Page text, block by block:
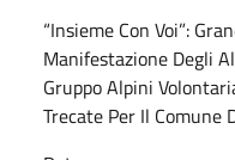
“Insieme Con Voi”:
Manifestazione Degli
Gruppo Alpini
Trecate Per Il Comune